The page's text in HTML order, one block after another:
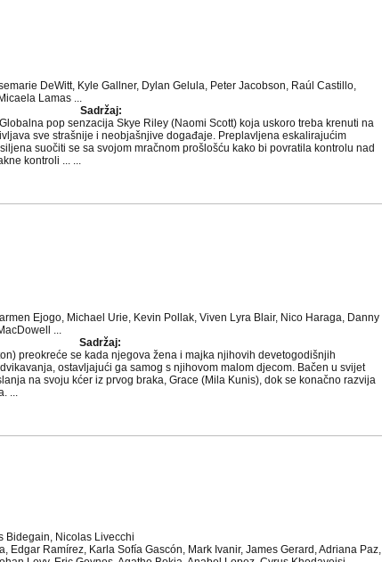
DeWitt, Kyle Gallner, Dylan Gelula, Peter Jacobson, Raúl Castillo,
Lamas ...
Sadržaj:
pop senzacija Skye Riley (Naomi Scott) koja uskoro treba krenuti na
sve strašnije i neobjašnjive događaje. Preplavljena eskalirajućim
suočiti se sa svojom mračnom prošlošću kako bi povratila kontrolu nad
kontroli ... ...
Ejogo, Michael Urie, Kevin Pollak, Viven Lyra Blair, Nico Haraga, Danny
...
Sadržaj:
preokreće se kada njegova žena i majka njihovih devetogodišnjih
ostavljajući ga samog s njihovom malom djecom. Bačen u svijet
na svoju kćer iz prvog braka, Grace (Mila Kunis), dok se konačno razvija
...
Bidegain, Nicolas Livecchi
Edgar Ramírez, Karla Sofía Gascón, Mark Ivanir, James Gerard, Adriana Paz,